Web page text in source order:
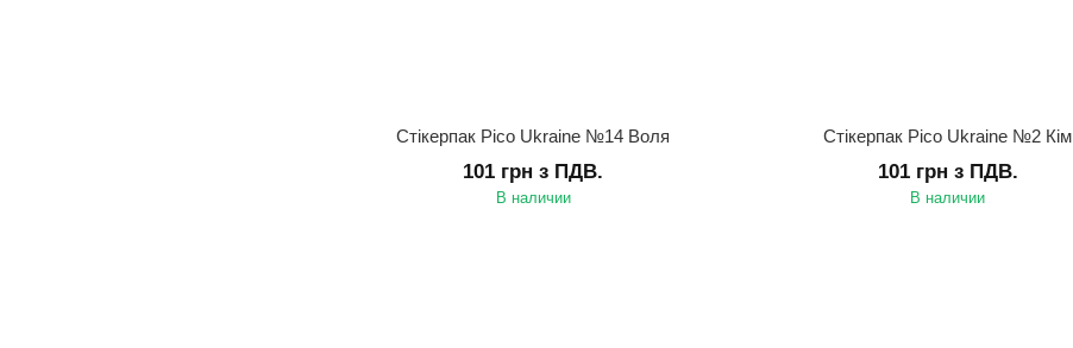
Стікерпак Pico Ukraine №14 Воля
101 грн з ПДВ.
В наличии
Стікерпак Pico Ukraine №2 Кім
101 грн з ПДВ.
В наличии